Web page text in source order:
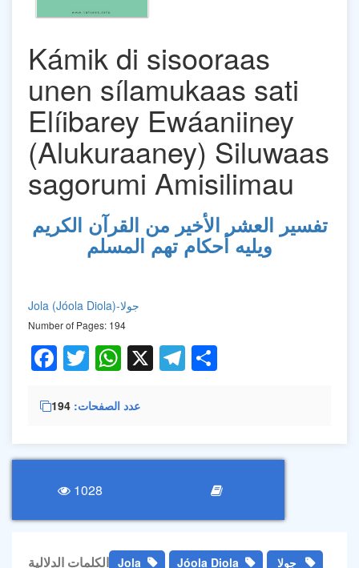
Kámik di sisooraas
unen sílamukaas sati
Elíibarey Ewáaniiney
(Alukuraaney) Siluwaas
sagorumi Amisilimau
تفسير العشر الأخير من القرآن الكريم
ويليه أحكام تهم المسلم
Jola (Jóola Diola)-جولا
Number of Pages: 194
Facebook
Twitter
WhatsApp
X Telegram
عدد الصفحات 194
1028
الكلمات الدلالية Jola Jóola Diola جولا